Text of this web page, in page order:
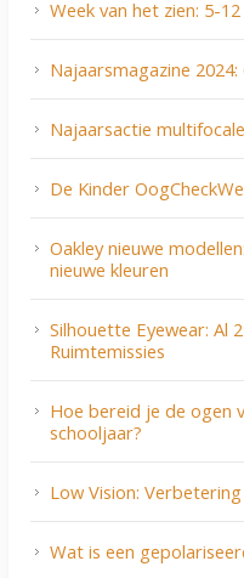
Week van het zien: 5-
Najaarsmagazine
Najaarsactie
De Kinder
Oakley nieuwe
nieuwe kleuren
Silhouette Eyewear: Al
Ruimtemissies
Hoe bereid je de ogen
schooljaar?
Low Vision:
Wat is een